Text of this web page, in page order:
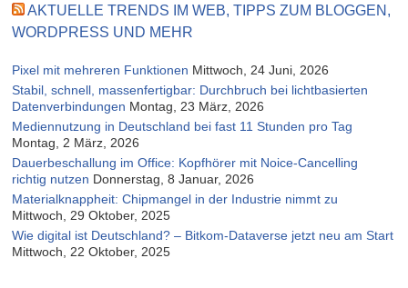
AKTUELLE TRENDS IM WEB, TIPPS ZUM BLOGGEN,
WORDPRESS UND MEHR
Pixel mit mehreren Funktionen Mittwoch, 24 Juni, 2026
Stabil, schnell, massenfertigbar: Durchbruch bei lichtbasierten
Datenverbindungen Montag, 23 März, 2026
Mediennutzung in Deutschland bei fast 11 Stunden pro Tag
Montag, 2 März, 2026
Dauerbeschallung im Office: Kopfhörer mit Noice-Cancelling
richtig nutzen Donnerstag, 8 Januar, 2026
Materialknappheit: Chipmangel in der Industrie nimmt zu
Mittwoch, 29 Oktober, 2025
Wie digital ist Deutschland? – Bitkom-Dataverse jetzt neu am Start
Mittwoch, 22 Oktober, 2025